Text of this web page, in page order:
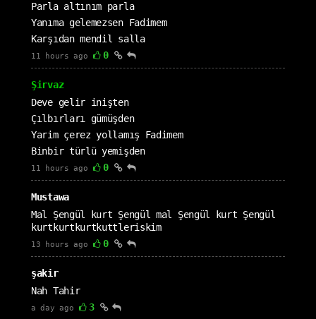
Parla altınım parla
Yanıma gelemezsen Fadimem
Karşıdan mendil salla
11 hours ago 0
Şirvaz
Deve gelir inişten
Çılbırları gümüşden
Yarim çerez yollamış Fadimem
Binbir türlü yemişden
11 hours ago 0
Mustawa
Mal Şengül kurt Şengül mal Şengül kurt Şengül
kurtkurtkurtkuttleriskim
13 hours ago 0
şakir
Nah Tahir
a day ago 3